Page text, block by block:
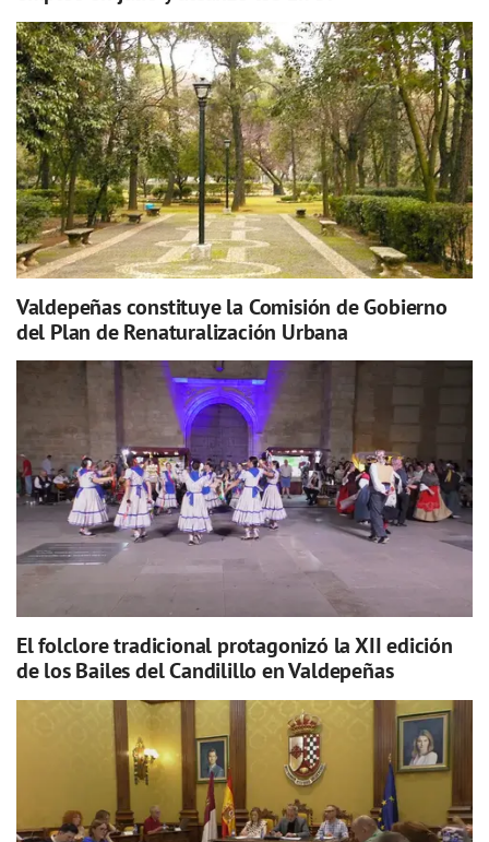
Valdepeñas constituye la Comisión de Gobierno
del Plan de Renaturalización Urbana
El folclore tradicional protagonizó la XII edición
de los Bailes del Candilillo en Valdepeñas